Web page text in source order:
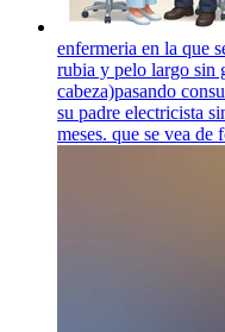
enfermeria en la que
rubia y pelo largo sin
cabeza)pasando
su padre electricista
meses. que se vea